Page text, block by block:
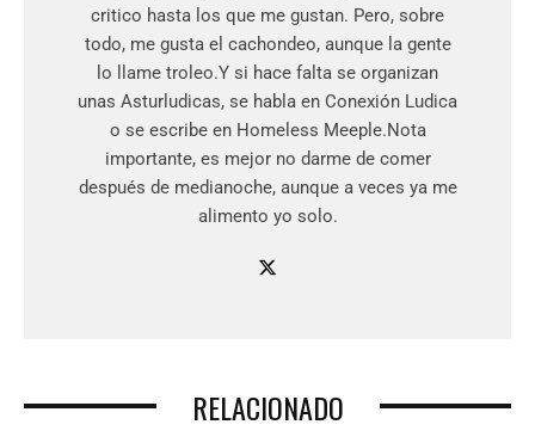
critico hasta los que me gustan. Pero, sobre
todo, me gusta el cachondeo, aunque la gente
lo llame troleo.Y si hace falta se organizan
unas Asturludicas, se habla en Conexión Ludica
o se escribe en Homeless Meeple.Nota
importante, es mejor no darme de comer
después de medianoche, aunque a veces ya me
alimento yo solo.
RELACIONADO